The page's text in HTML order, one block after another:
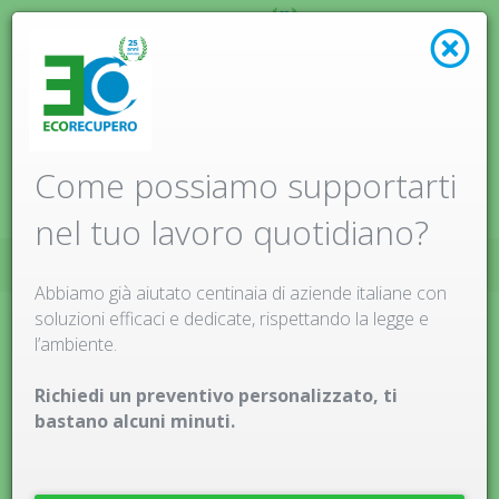
Come possiamo supportarti
nel tuo lavoro quotidiano?
Abbiamo già aiutato centinaia di aziende italiane con
soluzioni efficaci e dedicate, rispettando la legge e
l’ambiente.
Richiedi un preventivo personalizzato, ti
bastano alcuni minuti.